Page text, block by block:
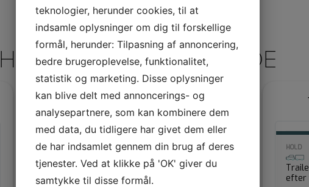
SKAL DU I GANG?
HOLDSTARTER – BRANDE
MOTORCYKELKØREKORT (A)
teknologier, herunder cookies, til at
indsamle oplysninger om dig til forskellige
formål, herunder: Tilpasning af annoncering,
bedre brugeroplevelse, funktionalitet,
statistik og marketing. Disse oplysninger
kan blive delt med annoncerings- og
analysepartnere, som kan kombinere dem
med data, du tidligere har givet dem eller
de har indsamlet gennem din brug af deres
tjenester. Ved at klikke på 'OK' giver du
samtykke til disse formål.